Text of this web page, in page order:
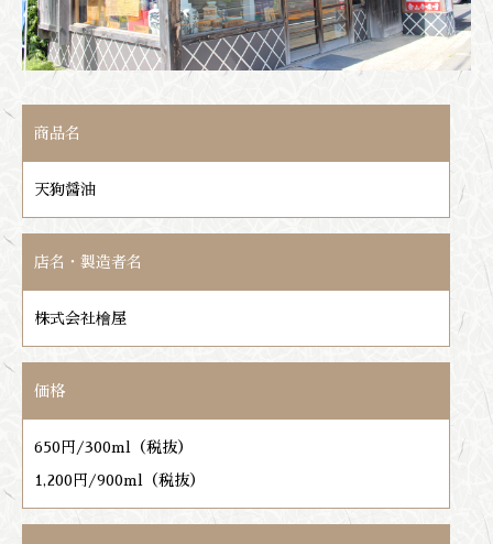
商品名
天狗醤油
店名・製造者名
株式会社檜屋
価格
650円/300ml（税抜）
1,200円/900ml（税抜）